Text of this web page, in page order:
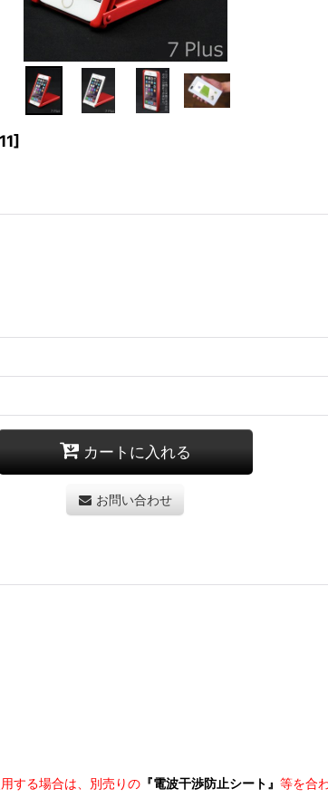
]
カートに入れる
お問い合わせ
する場合は、別売りの 『電波干渉防止シート』 等を合